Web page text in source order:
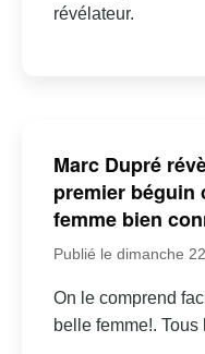
révélateur.
Marc Dupré
premier béguin
femme bien
Publié le dimanche
On le comprend
belle femme!.